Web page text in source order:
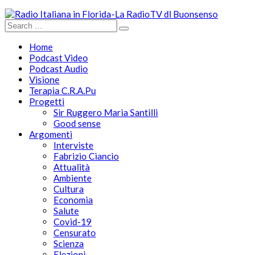
Home
Podcast Video
Podcast Audio
Visione
Terapia C.R.A.Pu
Progetti
Sir Ruggero Maria Santilli
Good sense
Argomenti
Interviste
Fabrizio Ciancio
Attualità
Ambiente
Cultura
Economia
Salute
Covid-19
Censurato
Scienza